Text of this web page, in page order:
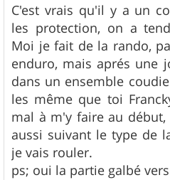
s
s
a
g
e
C'est vrais qu'il y a un
les protection, on a
Moi je fait de la rando,
enduro, mais aprés une
dans un ensemble
les même que toi
mal à m'y faire au
aussi suivant le type de
je vais rouler.
ps; oui la partie galbé